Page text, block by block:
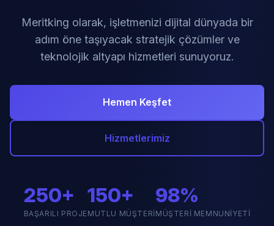
Meritking olarak, işletmenizi dijital dünyada bir
adım öne taşıyacak stratejik çözümler ve
teknolojik altyapı hizmetleri sunuyoruz.
Hemen Keşfet
Hizmetlerimiz
250+
BAŞARILI PROJE
150+
MUTLU MÜŞTERI
98%
MÜŞTERI MEMNUNIYETI